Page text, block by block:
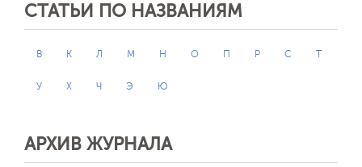
СТАТЬИ ПО НАЗВАНИЯМ
В К Л М Н О П Р С Т
У Х Ч Э Ю
АРХИВ ЖУРНАЛА